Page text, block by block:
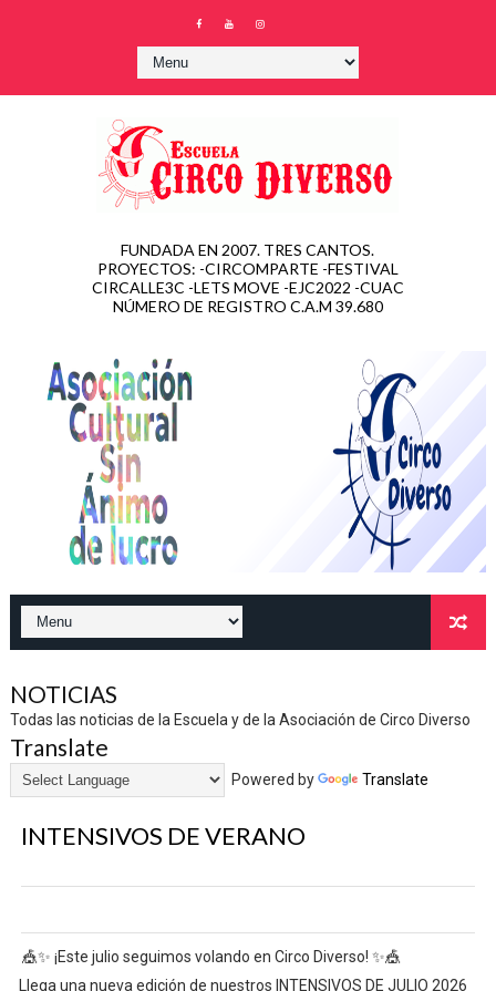
FUNDADA EN 2007. TRES CANTOS.
PROYECTOS: -CIRCOMPARTE -FESTIVAL
CIRCALLE3C -LETS MOVE -EJC2022 -CUAC
NÚMERO DE REGISTRO C.A.M 39.680
NOTICIAS
Todas las noticias de la Escuela y de la Asociación de Circo Diverso
Translate
Powered by Translate
INTENSIVOS DE VERANO
🎪✨ ¡Este julio seguimos volando en Circo Diverso! ✨🎪
Llega una nueva edición de nuestros INTENSIVOS DE JULIO 2026